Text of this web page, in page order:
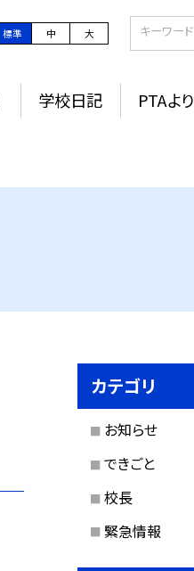
標準 中 大
学校日記 PTAより
カテゴリ
お知らせ
できごと
校長
緊急情報